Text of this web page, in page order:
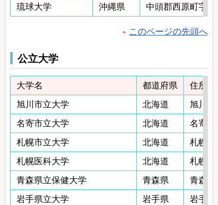
琉球大学
沖縄県 中頭郡西原町字
このページの先頭へ
公立大学
大学名 都道府県
住所
旭川市立大学
北海道
旭川
名寄市立大学
北海道
名寄
札幌市立大学
北海道
札幌
札幌医科大学
北海道
札幌
青森県立保健大学
青森県
青森
岩手県立大学
岩手県
岩手